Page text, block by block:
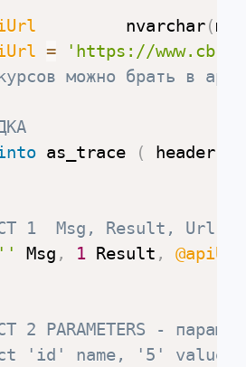
nvarchar(max
=
'https://
можно брать в
as_trace ( header
1  Msg, Result, Url
'' Msg , 1 Result , @apiUrl
2 PARAMETERS -
'id' name, '5' value, ''